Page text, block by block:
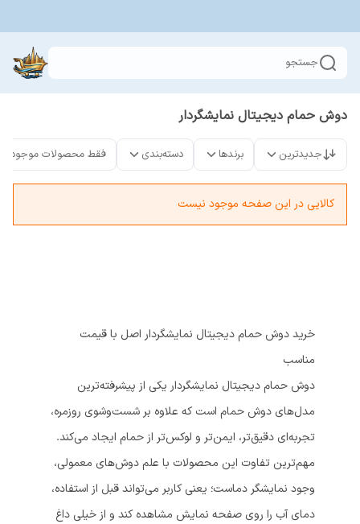
جستجو
دوش حمام دیجیتال نمایشگردار
جدیدترین برندها دسته‌بندی فقط محصولات موجود
کالایی در این صفحه موجود نیست
خرید دوش حمام دیجیتال نمایشگردار اصل با قیمت
مناسب
دوش حمام دیجیتال نمایشگردار یکی از پیشرفته‌ترین
مدل‌های دوش حمام است که علاوه بر شست‌وشوی روزمره،
تجربه‌ای دقیق‌تر، ایمن‌تر و لوکس‌تر از حمام ایجاد می‌کند.
مهم‌ترین تفاوت این محصولات با علم دوش‌های معمولی،
وجود نمایشگر دماست؛ یعنی کاربر می‌تواند قبل از استفاده،
دمای آب را روی صفحه نمایش مشاهده کند و از خیلی داغ